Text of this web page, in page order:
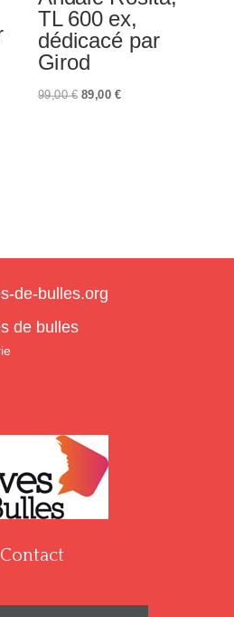
TL 600 ex,
dédicacé par
Girod
99,00€ Le
89,00 €Le
de-bulles.org
de bulles
Contact